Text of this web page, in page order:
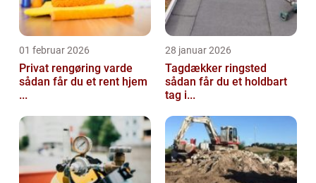
01 februar 2026
Privat rengøring varde
sådan får du et rent hjem
...
28 januar 2026
Tagdækker ringsted
sådan får du et holdbart
tag i...